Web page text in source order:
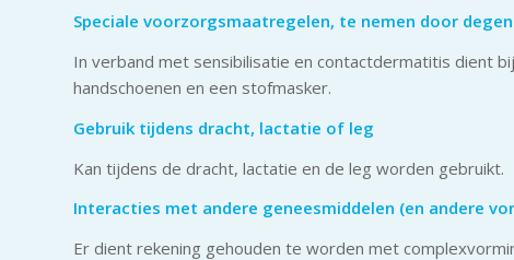
Speciale voorzorgsmaatregelen, te nemen door
In verband met sensibilisatie en contactdermatitis dient
handschoenen en een stofmasker.
Gebruik tijdens dracht, lactatie of leg
Kan tijdens de dracht, lactatie en de leg worden gebruikt.
Interacties met andere geneesmiddelen (en andere
Er dient rekening gehouden te worden met